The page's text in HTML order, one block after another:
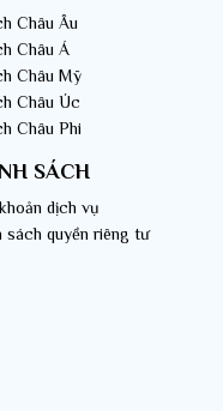
Châu Âu
Châu Á
Châu Mỹ
Châu Úc
Châu Phi
SÁCH
dịch vụ
sách quyền riêng tư